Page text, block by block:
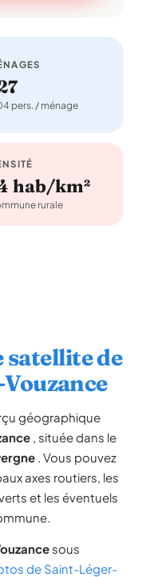
pers. / ménage
hab/km²
rurale
satellite de
géographique
, située dans le
. Vous pouvez
axes routiers, les
et les éventuels
sous
de Saint-Léger-